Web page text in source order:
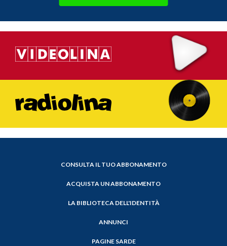
CONSULTA IL TUO ABBONAMENTO
ACQUISTA UN ABBONAMENTO
LA BIBLIOTECA DELL'IDENTITÀ
ANNUNCI
PAGINE SARDE